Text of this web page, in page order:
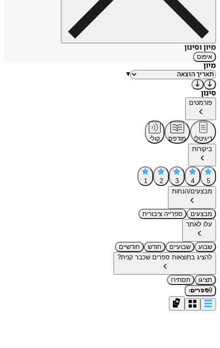
מיון וסינון
איפוס
מיון
▾
סינון
פורמטים
דיגיטלי מודפס
קולי
ביקורות
5
4
3
2
1
מבצעים/הנחות
מבצעים
ספרייה ציבורית
עלו לאתר
שבוע שבועיים חודש
חודשיים
להציג בתוצאות ספרים שכבר קנית?
תציגו
תסתירו
9ספרים›